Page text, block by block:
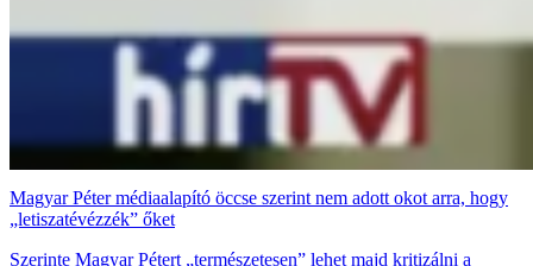
Magyar Péter médiaalapító öccse szerint nem adott okot arra, hogy
„letiszatévézzék” őket
Szerinte Magyar Pétert „természetesen” lehet majd kritizálni a